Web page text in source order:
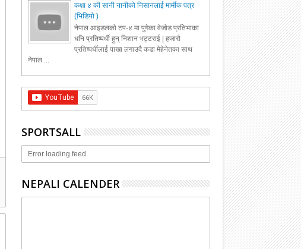
कक्षा ४ की सानी नानीको निसानलाई मार्मीक पत्र
(भिडियो )
नेपाल आइडलको टप-४ मा पुगेका वेजोड प्रतिभाका
धनि प्रतिष्पर्धी हुन् निशान भट्टराई | हजारौ
प्रतिष्पर्धीलाई पाखा लगाउदै कडा मेहेनेतका साथ
नेपाल ...
SPORTSALL
Error loading feed.
NEPALI CALENDER